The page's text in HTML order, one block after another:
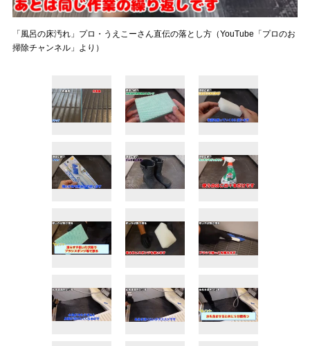
「風呂の床汚れ」プロ・うえこーさん直伝の落とし方（YouTube「プロのお
掃除チャンネル」より）